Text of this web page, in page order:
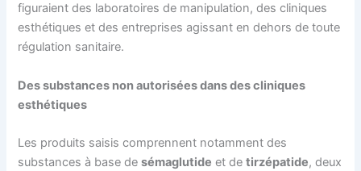
figuraient des laboratoires de manipulation, des cliniques
esthétiques et des entreprises agissant en dehors de toute
régulation sanitaire.
Des substances non autorisées dans des cliniques
esthétiques
Les produits saisis comprennent notamment des
substances à base desémaglutide et detirzépatide, deux